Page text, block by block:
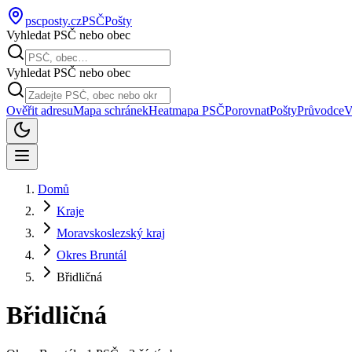
pscposty.czPSČPošty
Vyhledat PSČ nebo obec
Vyhledat PSČ nebo obec
Ověřit adresuMapa schránekHeatmapa PSČPorovnatPoštyPrůvodce
Domů
Kraje
Moravskoslezský kraj
Okres Bruntál
Břidličná
Břidličná